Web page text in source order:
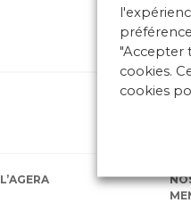
L’AGERA
"Accepter
cookies.
cookies